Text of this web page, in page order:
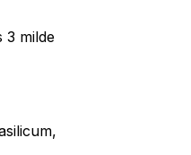
3 milde